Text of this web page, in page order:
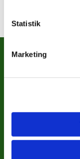
Statistik
Marketing